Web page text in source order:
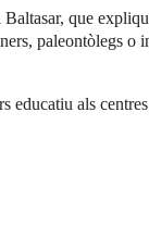
que
paleontòlegs o
educatiu als